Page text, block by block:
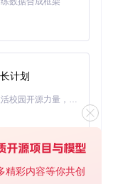
精彩内容等你共创
以上
可用空间
计划
「源启盛夏」暑期校园开发者成长计划旨在激活校园开源力量，通过积分激励、认证扶持、资源倾斜等形式，引导高校组织和开发者完成「入驻 — 建项目 — 做贡献 — 获认证 — 得资源」的完整闭环。无论你是想带领社团入驻平台的组织者，还是希望用代码贡献证明自己的开发者，都能在这里找到属于你的成长路径。